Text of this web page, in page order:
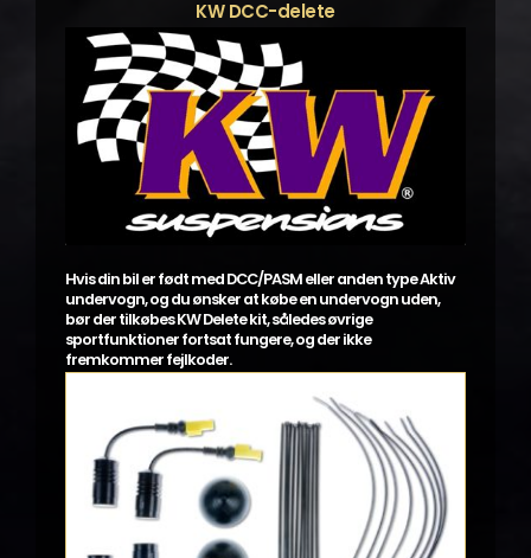
vælges
på
varesiden
KW DCC-delete
Hvis din bil er født med DCC/PASM eller anden type Aktiv
undervogn, og du ønsker at købe en undervogn uden,
bør der tilkøbes KW Delete kit, således øvrige
sportfunktioner fortsat fungere, og der ikke
fremkommer fejlkoder.